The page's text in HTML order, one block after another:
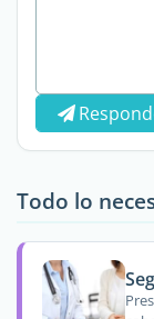
Todo lo